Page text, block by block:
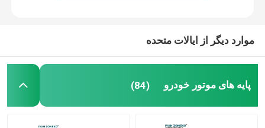
قله بند بالایی
پایه لاستیکی
موارد دیگر از ایالات متحده
پایه های موتور خودرو (84)